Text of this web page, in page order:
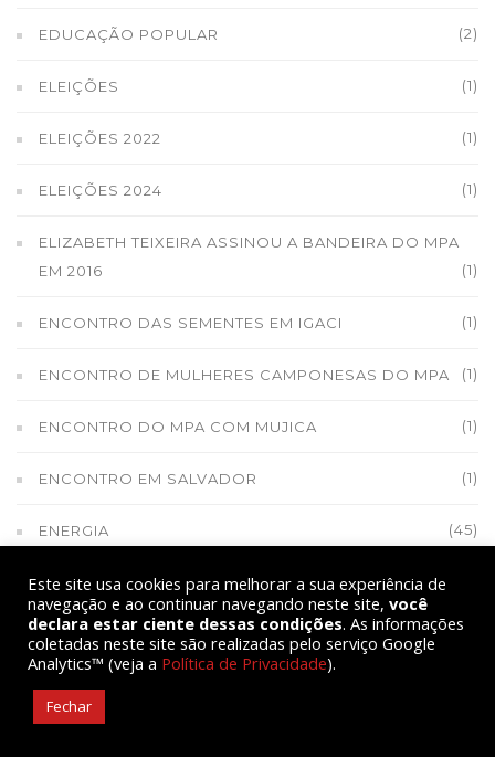
EDUCAÇÃO POPULAR (2)
ELEIÇÕES (1)
ELEIÇÕES 2022 (1)
ELEIÇÕES 2024 (1)
ELIZABETH TEIXEIRA ASSINOU A BANDEIRA DO MPA
EM 2016
(1)
ENCONTRO DAS SEMENTES EM IGACI (1)
ENCONTRO DE MULHERES CAMPONESAS DO MPA (1)
ENCONTRO DO MPA COM MUJICA (1)
ENCONTRO EM SALVADOR (1)
ENERGIA (45)
ENTREVISTA
ERVAS MEDICINAIS (1)
ESCOLA DE TRABALHO TERRITORIAL
Este site usa cookies para melhorar a sua experiência de
navegação e ao continuar navegando neste site, você
declara estar ciente dessas condições. As informações
coletadas neste site são realizadas pelo serviço Google
Analytics™ (veja a Política de Privacidade).
Fechar